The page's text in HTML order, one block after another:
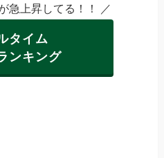
急上昇してる！！ ／
タイム
ンキング